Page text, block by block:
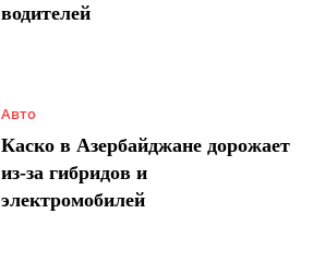
водителей
Авто
Каско в Азербайджане дорожает
из-за гибридов и
электромобилей